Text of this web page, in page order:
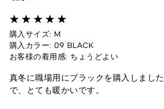
購入サイズ: M
購入カラー: 09 BLACK
お客様の着用感: ちょうどよい
真冬に職場用にブラックを購入しまし
で、とても暖かいです。